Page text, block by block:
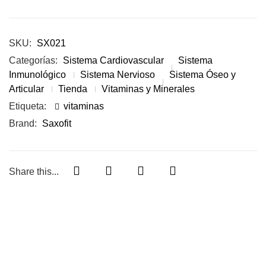
SKU:
SX021
Categorías:
Sistema Cardiovascular
Sistema
Inmunológico
Sistema Nervioso
Sistema Óseo y
Articular
Tienda
Vitaminas y Minerales
Etiqueta:
vitaminas
Brand:
Saxofit
Share this...